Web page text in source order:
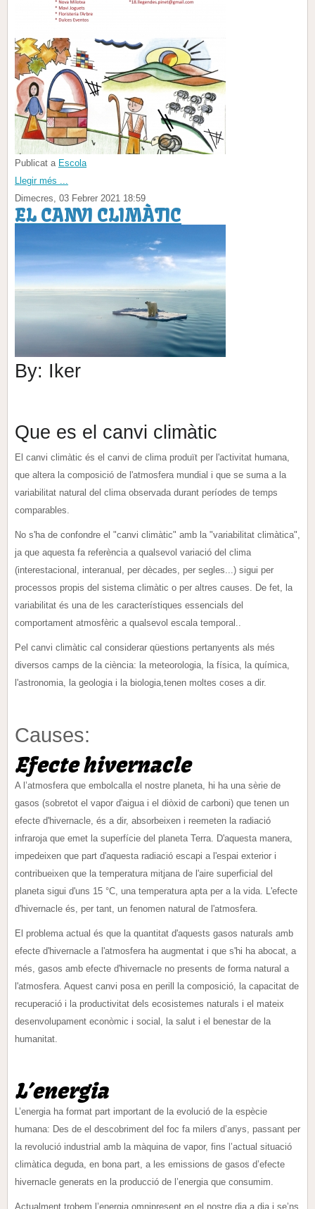
Publicat a Escola
Llegir més ...
Dimecres, 03 Febrer 2021 18:59
EL CANVI CLIMÀTIC
By: Iker
Que es el canvi climàtic
El canvi climàtic és el canvi de clima produït per l'activitat humana,
que altera la composició de l'atmosfera mundial i que se suma a la
variabilitat natural del clima observada durant períodes de temps
comparables.
No s'ha de confondre el "canvi climàtic" amb la "variabilitat climàtica",
ja que aquesta fa referència a qualsevol variació del clima
(interestacional, interanual, per dècades, per segles...) sigui per
processos propis del sistema climàtic o per altres causes. De fet, la
variabilitat és una de les característiques essencials del
comportament atmosfèric a qualsevol escala temporal..
Pel canvi climàtic cal considerar qüestions pertanyents als més
diversos camps de la ciència: la meteorologia, la física, la química,
l'astronomia, la geologia i la biologia,tenen moltes coses a dir.
Causes:
Efecte hivernacle
A l’atmosfera que embolcalla el nostre planeta, hi ha una sèrie de
gasos (sobretot el vapor d'aigua i el diòxid de carboni) que tenen un
efecte d'hivernacle, és a dir, absorbeixen i reemeten la radiació
infraroja que emet la superfície del planeta Terra. D'aquesta manera,
impedeixen que part d'aquesta radiació escapi a l'espai exterior i
contribueixen que la temperatura mitjana de l'aire superficial del
planeta sigui d'uns 15 °C, una temperatura apta per a la vida. L'efecte
d'hivernacle és, per tant, un fenomen natural de l'atmosfera.
El problema actual és que la quantitat d'aquests gasos naturals amb
efecte d'hivernacle a l'atmosfera ha augmentat i que s'hi ha abocat, a
més, gasos amb efecte d'hivernacle no presents de forma natural a
l'atmosfera. Aquest canvi posa en perill la composició, la capacitat de
recuperació i la productivitat dels ecosistemes naturals i el mateix
desenvolupament econòmic i social, la salut i el benestar de la
humanitat.
L’energia
L’energia ha format part important de la evolució de la espècie
humana: Des de el descobriment del foc fa milers d’anys, passant per
la revolució industrial amb la màquina de vapor, fins l’actual situació
climàtica deguda, en bona part, a les emissions de gasos d’efecte
hivernacle generats en la producció de l’energia que consumim.
Actualment trobem l’energia omnipresent en el nostre dia a dia i se’ns